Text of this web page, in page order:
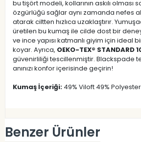
bu tişört modeli, kollarının askılı
özgürlüğü sağlar aynı zamanda nefes
atarak ciltten hızlıca uzaklaştırır.
üretilen bu kumaş ile cilde dost bir
ve ince yapısı katmanlı giyim için ideal
koyar. Ayrıca, OEKO-TEX® STANDARD
güvenirliliği tescillenmiştir. Blackspade
anınızı konfor içerisinde geçirin!
Kumaş İçeriği: 49% Viloft 49%
Benzer Ürünler